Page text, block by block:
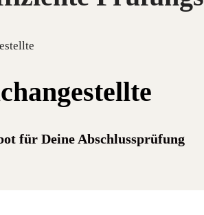
für Deine Abschlussprüfung